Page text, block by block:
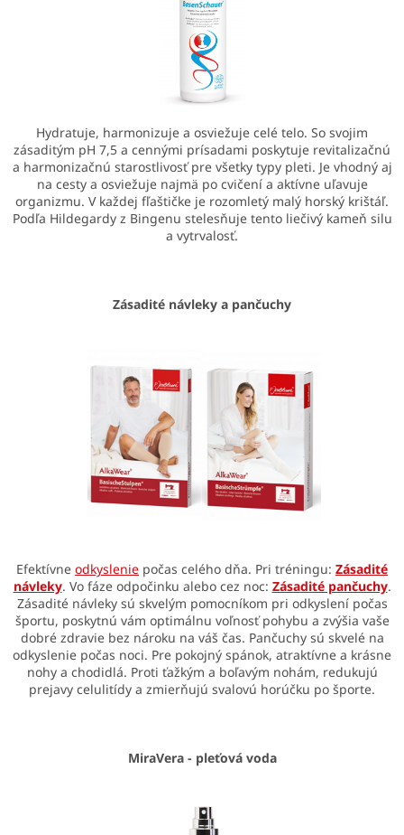
Hydratuje, harmonizuje a osviežuje celé telo. So svojim
zásaditým pH 7,5 a cennými prísadami poskytuje revitalizačnú
a harmonizačnú starostlivosť pre všetky typy pleti. Je vhodný aj
na cesty a osviežuje najmä po cvičení a aktívne uľavuje
organizmu. V každej fľaštičke je rozomletý malý horský krištáľ.
Podľa Hildegardy z Bingenu stelesňuje tento liečivý kameň silu
a vytrvalosť.
Zásadité návleky a pančuchy
Efektívne odkyslenie počas celého dňa. Pri tréningu: Zásadité
návleky. Vo fáze odpočinku alebo cez noc: Zásadité pančuchy.
Zásadité návleky sú skvelým pomocníkom pri odkyslení počas
športu, poskytnú vám optimálnu voľnosť pohybu a zvýšia vaše
dobré zdravie bez nároku na váš čas. Pančuchy sú skvelé na
odkyslenie počas noci. Pre pokojný spánok, atraktívne a krásne
nohy a chodidlá. Proti ťažkým a boľavým nohám, redukujú
prejavy celulitídy a zmierňujú svalovú horúčku po športe.
MiraVera - pleťová voda